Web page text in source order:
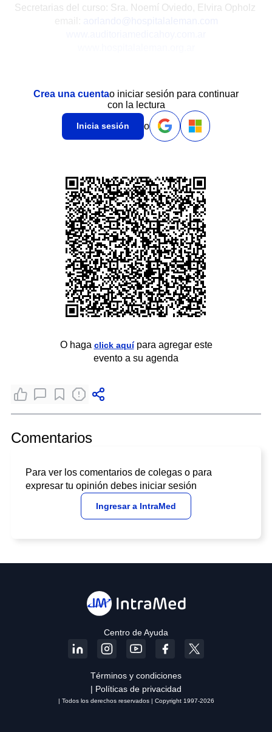
Secretarias del curso: Sra. Noemí Oviedo, Elvira Opholz
Crea una cuentao iniciar sesión para continuar
con la lectura
Inicia sesión o
O haga click aquípara agregar este
evento a su agenda
Comentarios
Para ver los comentarios de colegas o para
expresar tu opinión debes iniciar sesión
Ingresar a IntraMed
Centro de Ayuda
Términos y condiciones
| Políticas de privacidad
| Todos los derechos reservados | Copyright 1997-2026